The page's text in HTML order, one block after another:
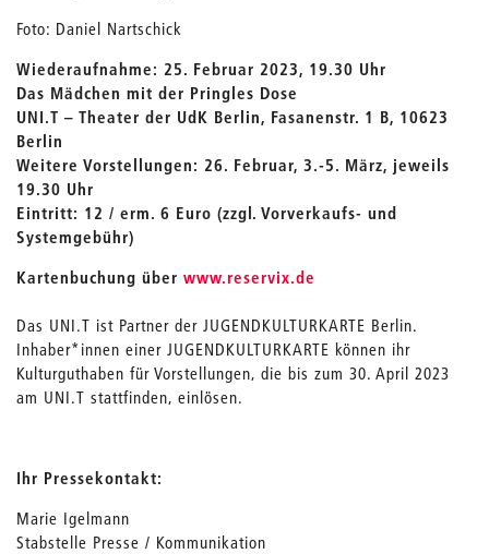
Foto: Daniel Nartschick
Wiederaufnahme: 25. Februar 2023, 19.30 Uhr
Das Mädchen mit der Pringles Dose
UNI.T – Theater der UdK Berlin, Fasanenstr. 1 B, 10623
Berlin
Weitere Vorstellungen: 26. Februar, 3.-5. März, jeweils
19.30 Uhr
Eintritt: 12 / erm. 6 Euro (zzgl. Vorverkaufs- und
Systemgebühr)
Kartenbuchung über www.reservix.de
Das UNI.T ist Partner der JUGENDKULTURKARTE Berlin.
Inhaber*innen einer JUGENDKULTURKARTE können ihr
Kulturguthaben für Vorstellungen, die bis zum 30. April 2023
am UNI.T stattfinden, einlösen.
Ihr Pressekontakt:
Marie Igelmann
Stabstelle Presse / Kommunikation